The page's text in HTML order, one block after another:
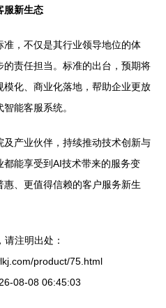
服新生态
，不仅是其行业领导地位的体
责任担当。标准的出台，预期将
化、商业化落地，帮助企业更放
能客服系统。
产业伙伴，持续推动技术创新与
能享受到AI技术带来的服务变
、更值得信赖的客户服务新生
请注明出处：
product/75.html
08-08 06:45:03